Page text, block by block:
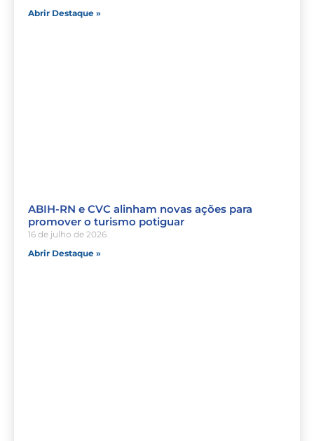
Abrir Destaque »
ABIH-RN e CVC alinham novas ações para
promover o turismo potiguar
16 de julho de 2026
Abrir Destaque »